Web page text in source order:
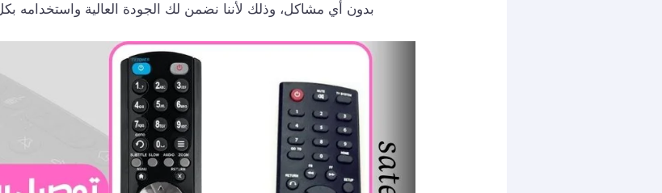
بدون أي مشاكل، وذلك لأننا نضمن لك الجودة العالية واستخدامه